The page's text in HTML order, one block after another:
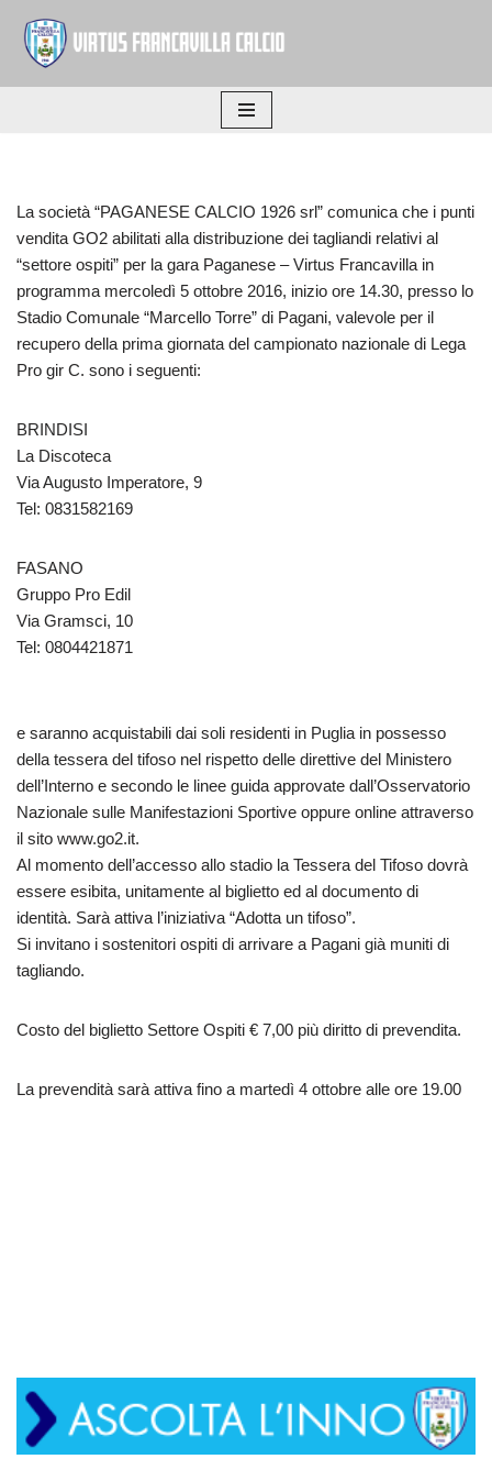
Vai
al
La società “PAGANESE CALCIO 1926 srl” comunica che i punti
vendita GO2 abilitati alla distribuzione dei tagliandi relativi al
“settore ospiti” per la gara Paganese – Virtus Francavilla in
programma mercoledì 5 ottobre 2016, inizio ore 14.30, presso lo
Stadio Comunale “Marcello Torre” di Pagani, valevole per il
recupero della prima giornata del campionato nazionale di Lega
Pro gir C. sono i seguenti:
BRINDISI
La Discoteca
Via Augusto Imperatore, 9
Tel: 0831582169
FASANO
Gruppo Pro Edil
Via Gramsci, 10
Tel: 0804421871
e saranno acquistabili dai soli residenti in Puglia in possesso
della tessera del tifoso nel rispetto delle direttive del Ministero
dell’Interno e secondo le linee guida approvate dall’Osservatorio
Nazionale sulle Manifestazioni Sportive oppure online attraverso
il sito www.go2.it.
Al momento dell’accesso allo stadio la Tessera del Tifoso dovrà
essere esibita, unitamente al biglietto ed al documento di
identità. Sarà attiva l’iniziativa “Adotta un tifoso”.
Si invitano i sostenitori ospiti di arrivare a Pagani già muniti di
tagliando.
Costo del biglietto Settore Ospiti € 7,00 più diritto di prevendita.
La prevendità sarà attiva fino a martedì 4 ottobre alle ore 19.00